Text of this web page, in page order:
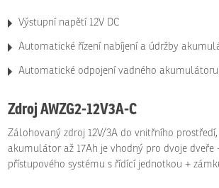
Výstupní napětí 12V DC
Automatické řízení nabíjení a údržby
Automatické odpojení vadného akumulátoru
Zdroj AWZG2-12V3A-C
Zálohovaný zdroj 12V/3A do vnitřního
akumulátor až 17Ah je vhodný pro dvoje dveře
přístupového systému s řídící jednotkou +